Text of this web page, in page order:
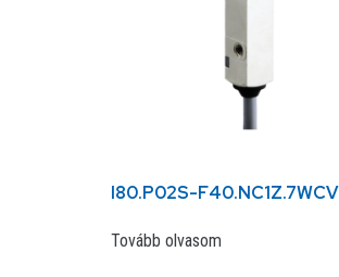
I80.P02S-F40.NC1Z.7WCV
Tovább olvasom